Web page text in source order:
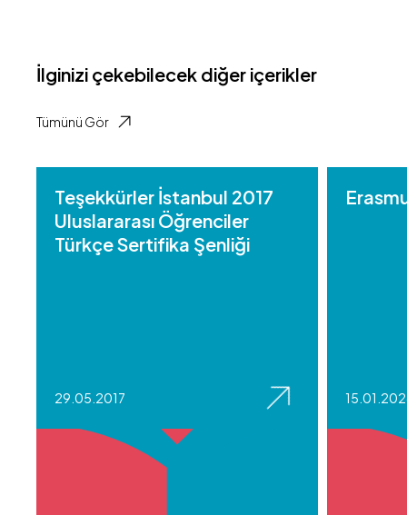
İlginizi çekebilecek diğer içerikler
Tümünü Gör
Teşekkürler İstanbul 2017
Uluslararası Öğrenciler
Türkçe Sertifika Şenliği
29.05.2017